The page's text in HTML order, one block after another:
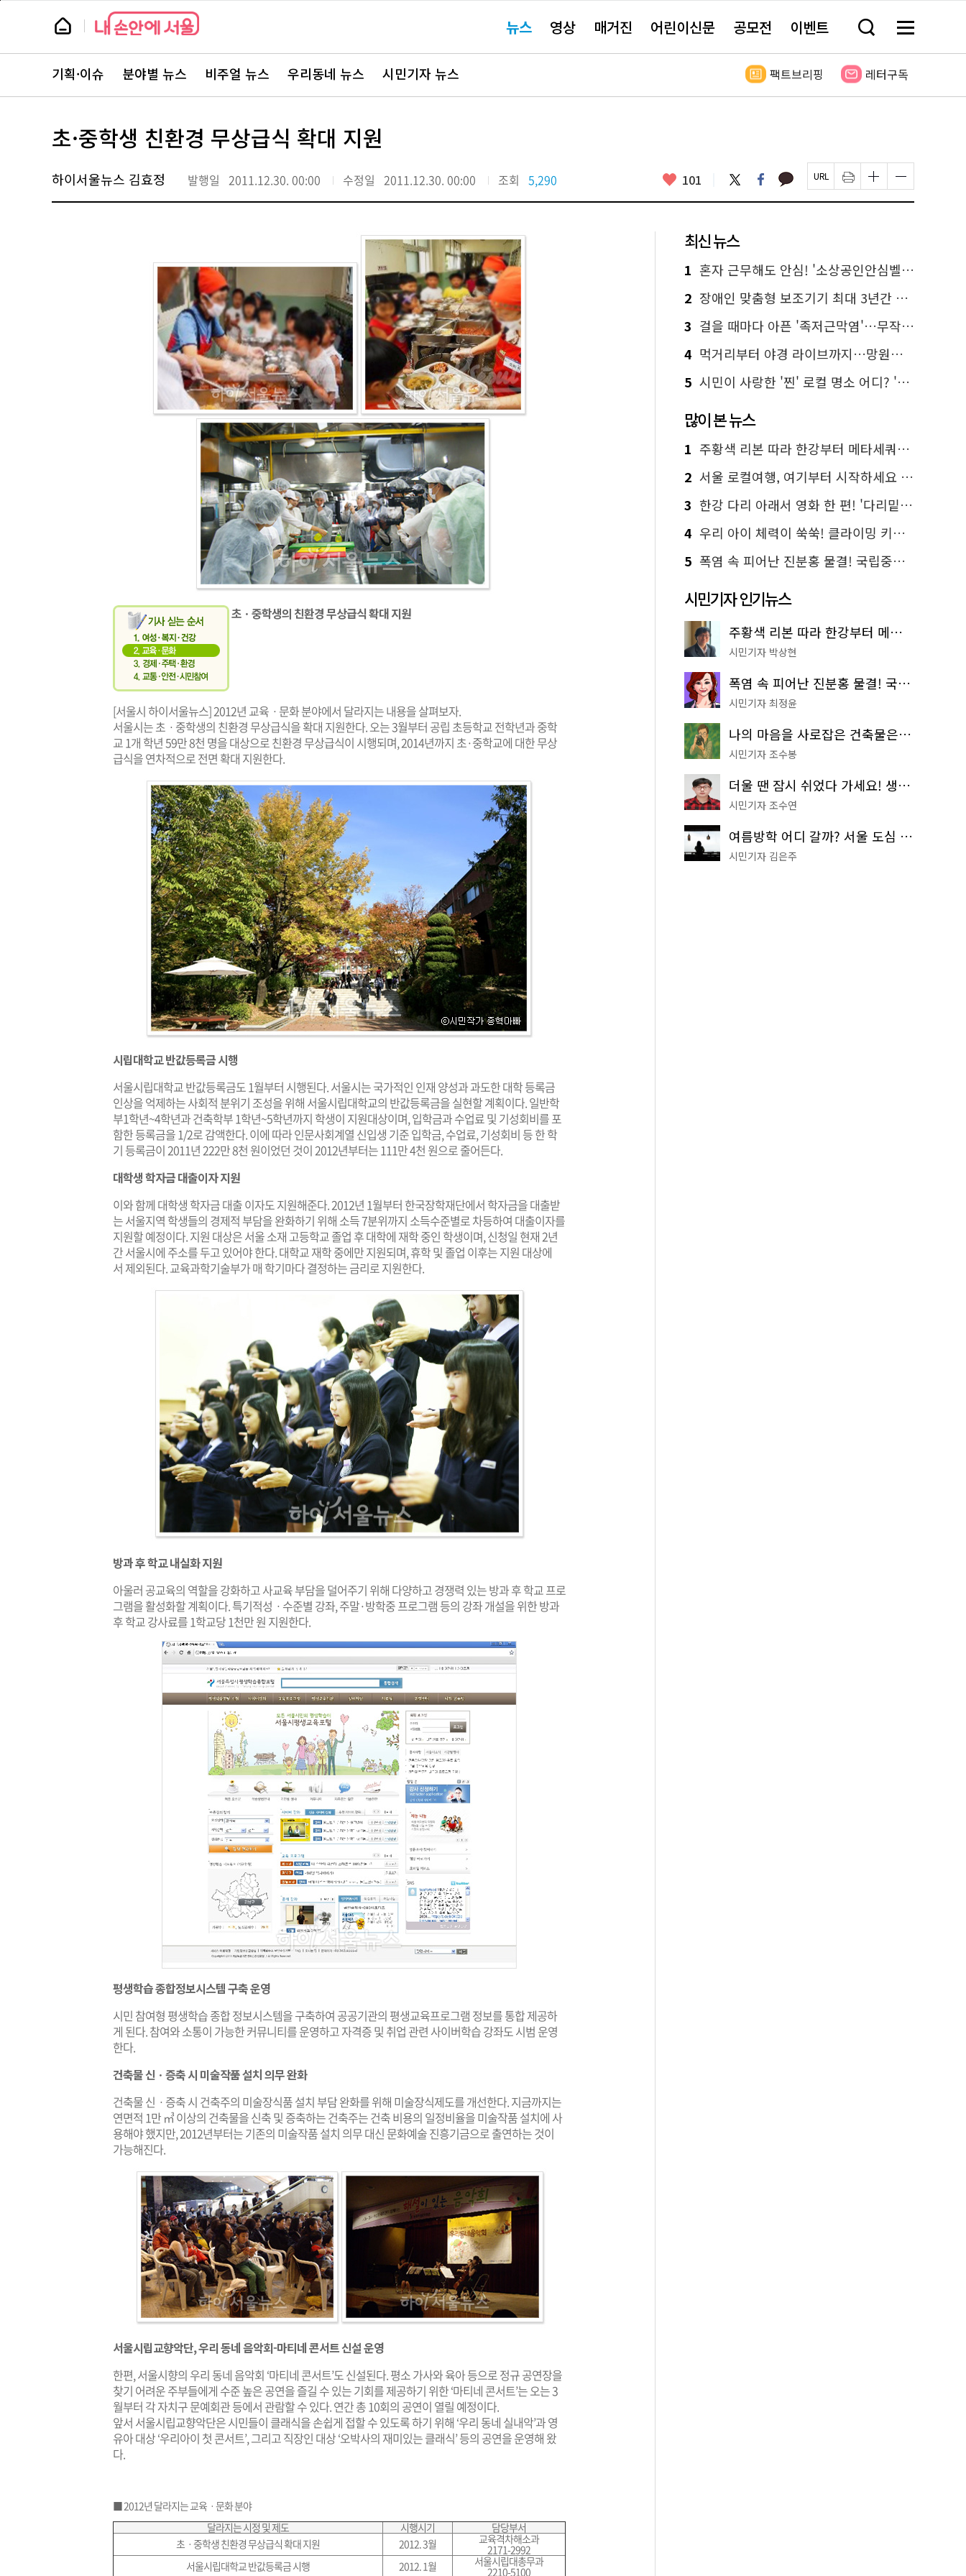
본
뉴
스 요뉴스 영상 매거진 어린이신문 공모전 이벤트 검
창
기
메
전
보
뉴
스
주
서
바
로
기획·이슈 분야별 뉴스 비주얼 뉴스 우리동네 뉴스 시민기자 뉴스 팩트브리핑 레터구독
초·중학생 친환경 무상급식 확대 지원
하이서울뉴스 김효정 발행일 2011.12.30. 00:00 수정일 2011.12.30. 00:00 조회 5,290 좋
요
101 트
위
터
페
이
스
카
카 페
이
지
인
쇄
하
글
자
크
하
기
글
자
크
하
기
초ㆍ중학생의 친환경 무상급식 확대 지원
[서울시 하이서울뉴스] 2012년 교육ㆍ문화 분야에서 달라지는 내용을 살펴보자.
서울시는 초ㆍ중학생의 친환경 무상급식을 확대 지원한다. 오는 3월부터 공립 초등학교 전학년과 중학
교 1개 학년 59만 8천 명을 대상으로 친환경 무상급식이 시행되며, 2014년까지 초·중학교에 대한 무상
급식을 연차적으로 전면 확대 지원한다.
시립대학교 반값등록금 시행
서울시립대학교 반값등록금도 1월부터 시행된다. 서울시는 국가적인 인재 양성과 과도한 대학 등록금
인상을 억제하는 사회적 분위기 조성을 위해 서울시립대학교의 반값등록금을 실현할 계획이다. 일반학
부1학년~4학년과 건축학부 1학년~5학년까지 학생이 지원대상이며, 입학금과 수업료 및 기성회비를 포
함한 등록금을 1/2로 감액한다. 이에 따라 인문사회계열 신입생 기준 입학금, 수업료, 기성회비 등 한 학
기 등록금이 2011년 222만 8천 원이었던 것이 2012년부터는 111만 4천 원으로 줄어든다.
대학생 학자금 대출이자 지원
이와 함께 대학생 학자금 대출 이자도 지원해준다. 2012년 1월부터 한국장학재단에서 학자금을 대출받
는 서울지역 학생들의 경제적 부담을 완화하기 위해 소득 7분위까지 소득수준별로 차등하여 대출이자를
지원할 예정이다. 지원 대상은 서울 소재 고등학교 졸업 후 대학에 재학 중인 학생이며, 신청일 현재 2년
간 서울시에 주소를 두고 있어야 한다. 대학교 재학 중에만 지원되며, 휴학 및 졸업 이후는 지원 대상에
서 제외된다. 교육과학기술부가 매 학기마다 결정하는 금리로 지원한다.
방과 후 학교 내실화 지원
아울러 공교육의 역할을 강화하고 사교육 부담을 덜어주기 위해 다양하고 경쟁력 있는 방과 후 학교 프로
그램을 활성화할 계획이다. 특기적성ㆍ수준별 강좌, 주말·방학중 프로그램 등의 강좌 개설을 위한 방과
후 학교 강사료를 1학교당 1천만 원 지원한다.
평생학습 종합정보시스템 구축 운영
시민 참여형 평생학습 종합 정보시스템을 구축하여 공공기관의 평생교육프로그램 정보를 통합 제공하
게 된다. 참여와 소통이 가능한 커뮤니티를 운영하고 자격증 및 취업 관련 사이버학습 강좌도 시범 운영
한다.
건축물 신ㆍ증축 시 미술작품 설치 의무 완화
건축물 신ㆍ증축 시 건축주의 미술장식품 설치 부담 완화를 위해 미술장식제도를 개선한다. 지금까지는
연면적 1만 ㎥ 이상의 건축물을 신축 및 증축하는 건축주는 건축 비용의 일정비율을 미술작품 설치에 사
용해야 했지만, 2012년부터는 기존의 미술작품 설치 의무 대신 문화예술 진흥기금으로 출연하는 것이
가능해진다.
서울시립교향악단, 우리 동네 음악회-마티네 콘서트 신설 운영
한편, 서울시향의 우리 동네 음악회 ‘마티네 콘서트’도 신설된다. 평소 가사와 육아 등으로 정규 공연장을
찾기 어려운 주부들에게 수준 높은 공연을 즐길 수 있는 기회를 제공하기 위한 ‘마티네 콘서트’는 오는 3
월부터 각 자치구 문예회관 등에서 관람할 수 있다. 연간 총 10회의 공연이 열릴 예정이다.
앞서 서울시립교향악단은 시민들이 클래식을 손쉽게 접할 수 있도록 하기 위해 ‘우리 동네 실내악’과 영
유아 대상 ‘우리아이 첫 콘서트’, 그리고 직장인 대상 ‘오박사의 재미있는 클래식’ 등의 공연을 운영해 왔
다.
■ 2012년 달라지는 교육ㆍ문화 분야
달라지는 시정 및 제도
시행시기
담당부서
초ㆍ중학생 친환경 무상급식 확대 지원
2012. 3월 교육격차해소과
2171-2992
서울시립대학교 반값등록금 시행
2012. 1월 서울시립대총무과
2210-5100
최신 뉴스
1 혼자 근무해도 안심! '소상공인안심벨' 신청하세요
2 장애인 맞춤형 보조기기 최대 3년간 무상 대여…삶의 질 높인다
3 걸을 때마다 아픈 '족저근막염'…무작정 참지 말고 '이것' 해보세요!
4 먹거리부터 야경 라이브까지…망원한강공원 알짜 코스
5 시민이 사랑한 '찐' 로컬 명소 어디? '서울에디션25' 추천 코스
많이 본 뉴스
1 주황색 리본 따라 한강부터 메타세쿼이아 숲길까지…서울둘레길 15코스
2 서울 로컬여행, 여기부터 시작하세요 '서울에디션25'
3 한강 다리 아래서 영화 한 편! '다리밑 영화관' 무료 상영
4 우리 아이 체력이 쑥쑥! 클라이밍 키즈카페·어린이 체력장
5 폭염 속 피어난 진분홍 물결! 국립중앙박물관 배롱나무 명소
시민기자 인기뉴스
주황색 리본 따라 한강부터 메타세쿼이아 숲길까지…서울둘레길 15코스
시민기자 박상현
폭염 속 피어난 진분홍 물결! 국립중앙박물관 배롱나무 명소
시민기자 최정윤
나의 마음을 사로잡은 건축물은? '서울시 건축상' 수상작 공개!
시민기자 조수봉
더울 땐 잠시 쉬었다 가세요! 생수 냉장고부터 해피소·무더위쉼터까지
시민기자 조수연
여름방학 어디 갈까? 서울 도심 무료 실내 여행 코스 추천
시민기자 김은주
페